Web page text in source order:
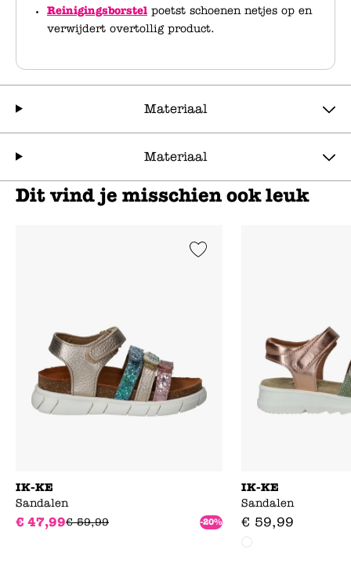
Reinigingsborstel poetst schoenen netjes op en
verwijdert overtollig product.
Materiaal
Materiaal
Dit vind je misschien ook leuk
Add to Wishlist
IK-KE
Sandalen
€ 47,99€ 59,99 -20%
IK-KE
Sandalen
€ 59,99